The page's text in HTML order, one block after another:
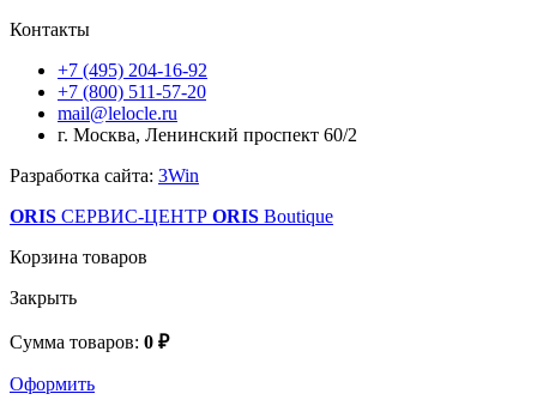
Контакты
+7 (495) 204-16-92
+7 (800) 511-57-20
mail@lelocle.ru
г. Москва, Ленинский проспект 60/2
Разработка сайта: 3Win
ORIS СЕРВИС-ЦЕНТР ORIS Boutique
Корзина товаров
Закрыть
Сумма товаров: 0 ₽
Оформить